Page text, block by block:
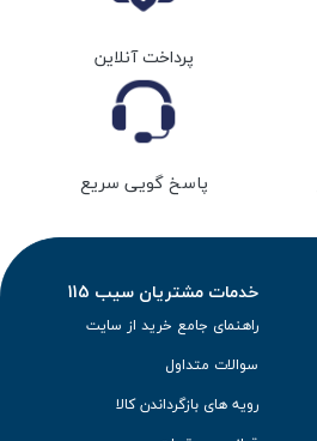
پرداخت آنلاین
پاسخ گویی سریع
خدمات مشتریان سیب 115
راهنمای جامع خرید از سایت
سوالات متداول
رویه های بازگرداندن کالا